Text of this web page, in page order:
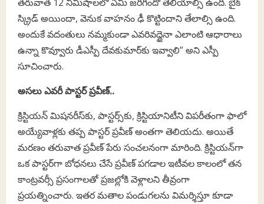
స్క్రిడ్ అయిందా, వెనుక వాహనం ఢీ కొట్టిందాని తేలాల్సి ఉంది.
అందుకే వదంతులు నమ్మకుండా ఎవరివద్దైనా ఎలాంటి ఆధారాలు
ఉన్నా కొవ్వూరు డీఎస్పీ దేవకుమార్‌కు ఇవ్వాలి” అని ఎస్పీ
సూచించారు.
అసలు ఎవరీ పాస్టర్ ప్రవీణ్..
క్రిస్టియన్ మిషనరీస్‌కు, పాస్టర్స్‌కు, క్రిస్టియానిటీని విపరీతంగా ఫాలో
అయ్యేవాళ్లకు తప్ప పాస్టర్ ప్రవీణ్ అంతగా తెలియదు. అయితే
మరణం తరువాత ప్రవీణ్ పేరు సంచలనంగా మారింది. క్రిస్టియన్‌గా
ఒక పాస్టర్‌గా బోధనలు చేసే ప్రవీణ్ పగడాల ఇటీవల కాలంలో తన
కాంట్రవర్సీ ప్రసంగాలతో ప్రజల్లోకి వెళ్లాలని తీవ్రంగా
ప్రయత్నించారు. ఇతర మతాల పండుగలను విమర్శిస్తూ కూడా